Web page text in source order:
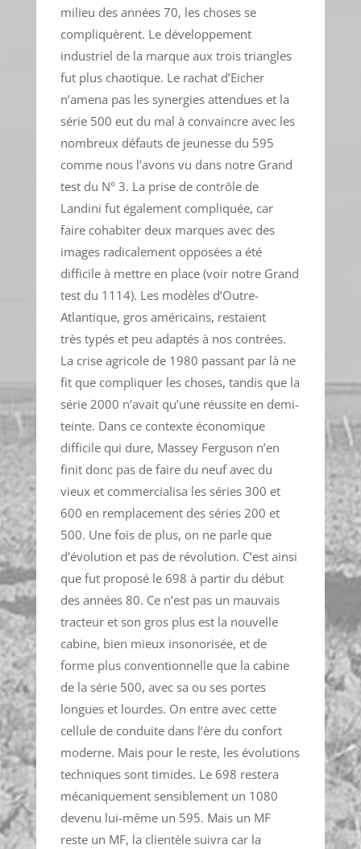
milieu des années 70, les choses se
compliquèrent. Le développement
industriel de la marque aux trois triangles
fut plus chaotique. Le rachat d’Eicher
n’amena pas les synergies attendues et la
série 500 eut du mal à convaincre avec les
nombreux défauts de jeunesse du 595
comme nous l’avons vu dans notre Grand
test du N° 3. La prise de contrôle de
Landini fut également compliquée, car
faire cohabiter deux marques avec des
images radicalement opposées a été
difficile à mettre en place (voir notre Grand
test du 1114). Les modèles d’Outre-
Atlantique, gros américains, restaient
très typés et peu adaptés à nos contrées.
La crise agricole de 1980 passant par là ne
fit que compliquer les choses, tandis que la
série 2000 n’avait qu’une réussite en demi-
teinte. Dans ce contexte économique
difficile qui dure, Massey Ferguson n’en
finit donc pas de faire du neuf avec du
vieux et commercialisa les séries 300 et
600 en remplacement des séries 200 et
500. Une fois de plus, on ne parle que
d’évolution et pas de révolution. C’est ainsi
que fut proposé le 698 à partir du début
des années 80. Ce n’est pas un mauvais
tracteur et son gros plus est la nouvelle
cabine, bien mieux insonorisée, et de
forme plus conventionnelle que la cabine
de la série 500, avec sa ou ses portes
longues et lourdes. On entre avec cette
cellule de conduite dans l’ère du confort
moderne. Mais pour le reste, les évolutions
techniques sont timides. Le 698 restera
mécaniquement sensiblement un 1080
devenu lui-même un 595. Mais un MF
reste un MF, la clientèle suivra car la